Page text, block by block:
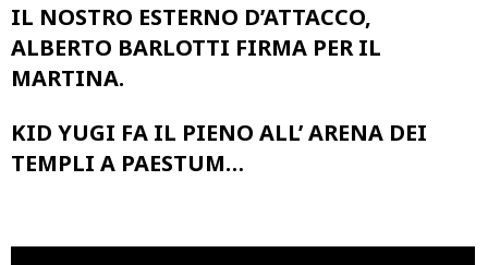
IL NOSTRO ESTERNO D’ATTACCO,
ALBERTO BARLOTTI FIRMA PER IL
MARTINA.
KID YUGI FA IL PIENO ALL’ ARENA DEI
TEMPLI A PAESTUM…